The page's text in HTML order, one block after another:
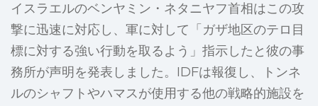
イスラエルのベンヤミン・ネタニヤフ首相はこの攻
撃に迅速に対応し、軍に対して「ガザ地区のテロ目
標に対する強い行動を取るよう」指示したと彼の事
務所が声明を発表しました。IDFは報復し、トンネ
ルのシャフトやハマスが使用する他の戦略的施設を